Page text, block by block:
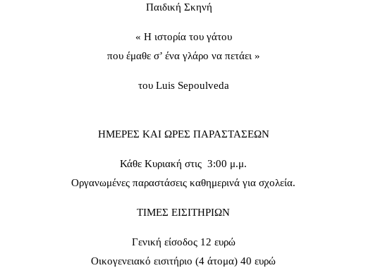
Παιδική Σκηνή
« Η ιστορία του γάτου
που έμαθε σ’ ένα γλάρο να πετάει »
του Luis Sepoulveda
ΗΜΕΡΕΣ ΚΑΙ ΩΡΕΣ ΠΑΡΑΣΤΑΣΕΩΝ
Κάθε Κυριακή στις 3:00 μ.μ.
Οργανωμένες παραστάσεις καθημερινά για σχολεία.
ΤΙΜΕΣ ΕΙΣΙΤΗΡΙΩΝ
Γενική είσοδος 12 ευρώ
Οικογενειακό εισιτήριο (4 άτομα) 40 ευρώ